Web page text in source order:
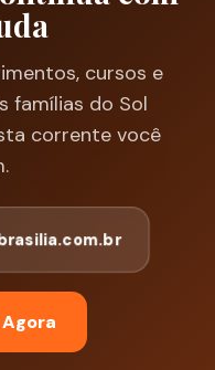
cursos e
famílias do Sol
corrente você